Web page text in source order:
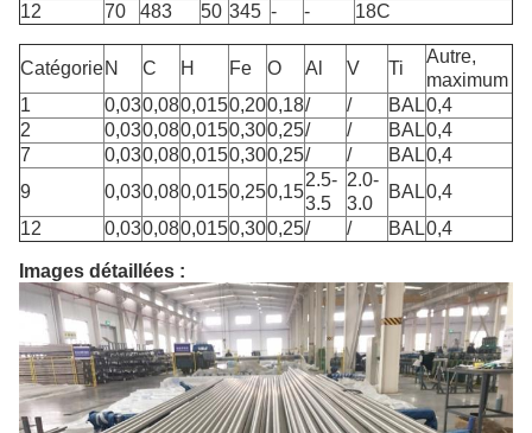
12
70 483 50 345 - - 18C
CatégorieN C H Fe O Al V Ti
Autre,
maximum
1
0,030,080,0150,200,18/ / BAL0,4
2
0,030,080,0150,300,25/ / BAL0,4
7
0,030,080,0150,300,25/ / BAL0,4
9
0,030,080,0150,250,15
2.5-
3.5
2.0-
3.0
BAL0,4
12
0,030,080,0150,300,25/ / BAL0,4
Images détaillées :